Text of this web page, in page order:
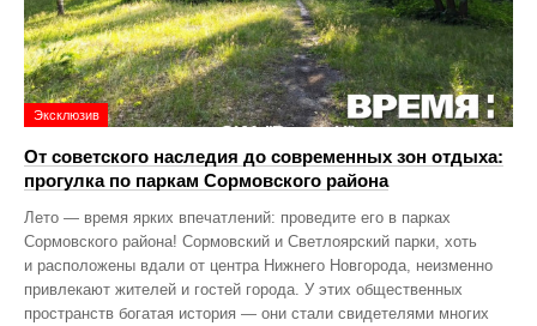
Эксклюзив
От советского наследия до современных зон отдыха:
прогулка по паркам Сормовского района
Лето — время ярких впечатлений: проведите его в парках
Сормовского района! Сормовский и Светлоярский парки, хоть
и расположены вдали от центра Нижнего Новгорода, неизменно
привлекают жителей и гостей города. У этих общественных
пространств богатая история — они стали свидетелями многих